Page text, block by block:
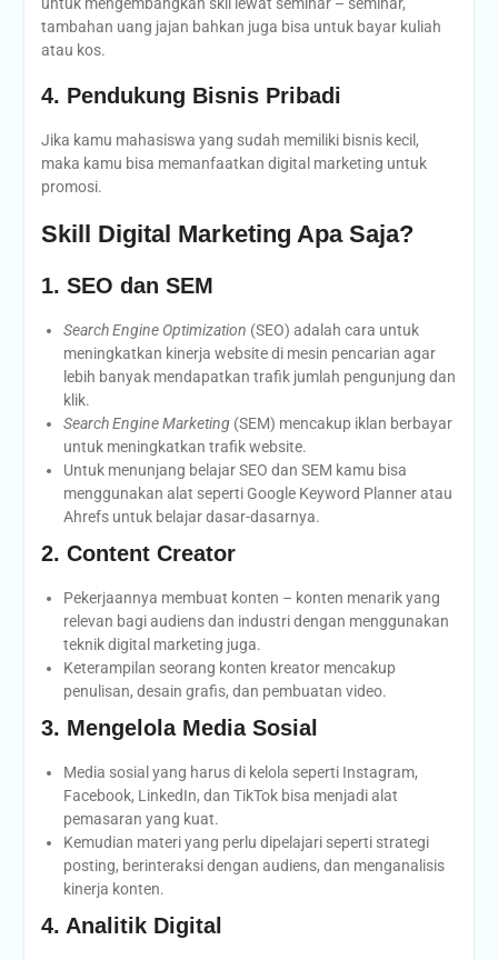
tambahan uang jajan bahkan juga bisa untuk bayar kuliah
atau kos.
4. Pendukung Bisnis Pribadi
Jika kamu mahasiswa yang sudah memiliki bisnis kecil,
maka kamu bisa memanfaatkan digital marketing untuk
promosi.
Skill Digital Marketing Apa Saja?
1. SEO dan SEM
Search Engine Optimization (SEO) adalah cara untuk
meningkatkan kinerja website di mesin pencarian agar
lebih banyak mendapatkan trafik jumlah pengunjung dan
klik.
Search Engine Marketing(SEM) mencakup iklan berbayar
untuk meningkatkan trafik website.
Untuk menunjang belajar SEO dan SEM kamu bisa
menggunakan alat seperti Google Keyword Planner atau
Ahrefs untuk belajar dasar-dasarnya.
2. Content Creator
Pekerjaannya membuat konten – konten menarik yang
relevan bagi audiens dan industri dengan menggunakan
teknik digital marketing juga.
Keterampilan seorang konten kreator mencakup
penulisan, desain grafis, dan pembuatan video.
3. Mengelola Media Sosial
Media sosial yang harus di kelola seperti Instagram,
Facebook, LinkedIn, dan TikTok bisa menjadi alat
pemasaran yang kuat.
Kemudian materi yang perlu dipelajari seperti strategi
posting, berinteraksi dengan audiens, dan menganalisis
kinerja konten.
4. Analitik Digital